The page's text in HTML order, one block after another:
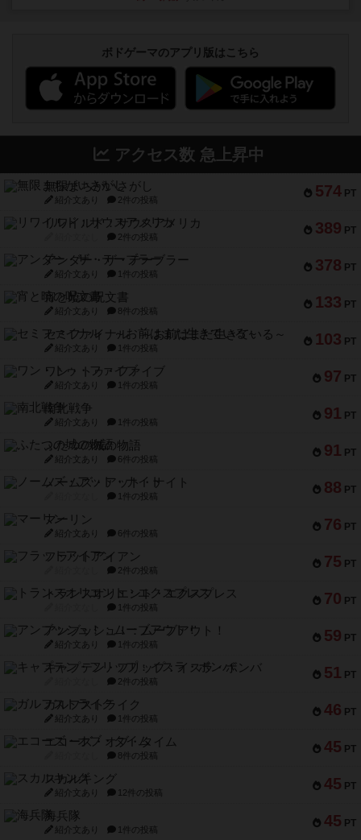
ボドゲーマのアプリ版はこちら
アクセス数 急上昇中
574 PT
無限まちがいさがし
紹介文あり 2件の投稿
389 PT
リワイルド：サウスアメリカ
2件の投稿
378 PT
アンダー・ザ・テーブラー
紹介文あり 1件の投稿
133 PT
宵と暁の呪文書
紹介文あり 8件の投稿
103 PT
セミファイナル ～お前はまだ生きている～
紹介文あり 1件の投稿
97 PT
ワン・トゥ・ファイブ
紹介文あり 1件の投稿
91 PT
南北戦争
紹介文あり 1件の投稿
91 PT
ふたつの城の物語
紹介文あり 6件の投稿
88 PT
ノームズ・アット・ナイト
1件の投稿
76 PT
マーリン
紹介文あり 6件の投稿
75 PT
フラットアイアン
2件の投稿
70 PT
トランスオリエント・エクスプレス
1件の投稿
59 PT
アンブッシュ！：ムーブアウト！
紹介文あり 1件の投稿
51 PT
キャプテン・フリップ：イスラ・ボンバ
2件の投稿
46 PT
ガルフストライク
紹介文あり 1件の投稿
45 PT
エコーズ・オブ・タイム
8件の投稿
45 PT
スカルキング
紹介文あり 12件の投稿
45 PT
海兵隊
紹介文あり 1件の投稿